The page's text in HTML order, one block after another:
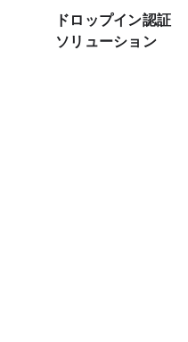
ドロップイン認証
ソリューション